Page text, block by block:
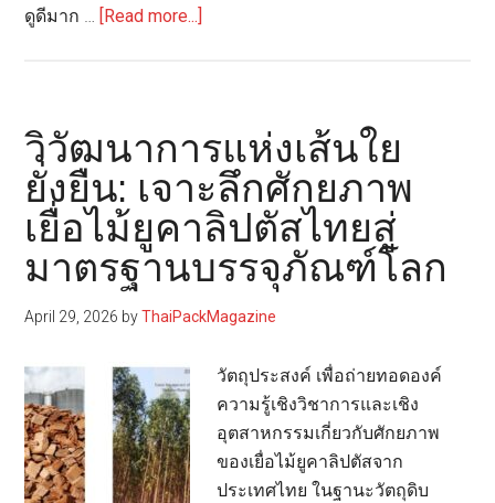
ดูดีมาก …
[Read more...]
กล้า
เลือก
ความ
จริง
ของ
Heritage
วิวัฒนาการแห่งเส้นใย
ยั่งยืน: เจาะลึกศักยภาพ
เยื่อไม้ยูคาลิปตัสไทยสู่
มาตรฐานบรรจุภัณฑ์โลก
April 29, 2026 byThaiPackMagazine
วัตถุประสงค์ เพื่อถ่ายทอดองค์
ความรู้เชิงวิชาการและเชิง
อุตสาหกรรมเกี่ยวกับศักยภาพ
ของเยื่อไม้ยูคาลิปตัสจาก
ประเทศไทย ในฐานะวัตถุดิบ